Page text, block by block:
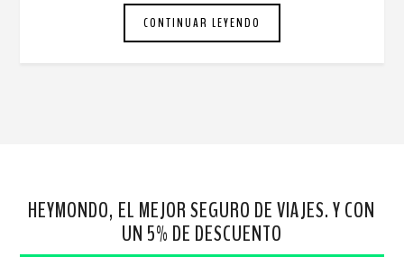
CONTINUAR LEYENDO
HEYMONDO, EL MEJOR SEGURO DE VIAJES. Y CON
UN 5% DE DESCUENTO